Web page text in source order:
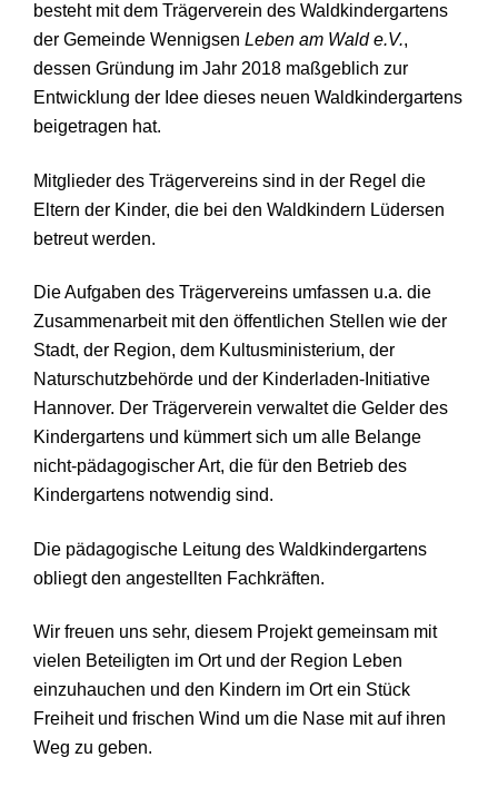
besteht mit dem Trägerverein des Waldkindergartens
der Gemeinde Wennigsen Leben am Wald e.V.,
dessen Gründung im Jahr 2018 maßgeblich zur
Entwicklung der Idee dieses neuen Waldkindergartens
beigetragen hat.
Mitglieder des Trägervereins sind in der Regel die
Eltern der Kinder, die bei den Waldkindern Lüdersen
betreut werden.
Die Aufgaben des Trägervereins umfassen u.a. die
Zusammenarbeit mit den öffentlichen Stellen wie der
Stadt, der Region, dem Kultusministerium, der
Naturschutzbehörde und der Kinderladen-Initiative
Hannover. Der Trägerverein verwaltet die Gelder des
Kindergartens und kümmert sich um alle Belange
nicht-pädagogischer Art, die für den Betrieb des
Kindergartens notwendig sind.
Die pädagogische Leitung des Waldkindergartens
obliegt den angestellten Fachkräften.
Wir freuen uns sehr, diesem Projekt gemeinsam mit
vielen Beteiligten im Ort und der Region Leben
einzuhauchen und den Kindern im Ort ein Stück
Freiheit und frischen Wind um die Nase mit auf ihren
Weg zu geben.